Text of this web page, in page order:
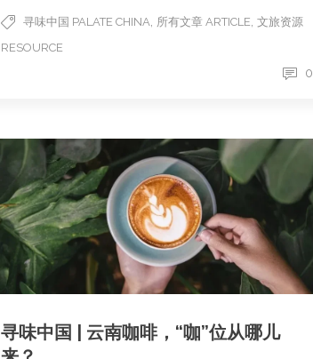
寻味中国 PALATE CHINA 所有文章 ARTICLE 文旅资源
RESOURCE
0
寻味中国 | 云南咖啡，“咖”位从哪儿